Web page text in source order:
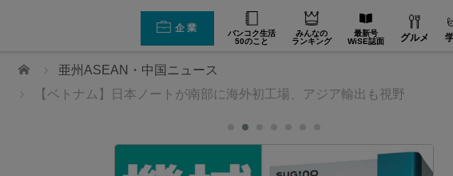
企業
バンコク生活
50のこと
みんなの
ランキング
最新号
WiSE誌面
グルメ
ホーム
亜州ASEAN・中国ニュース
【ベトナム】日本ノートが南部に海外初工場、アジア輸出も視野